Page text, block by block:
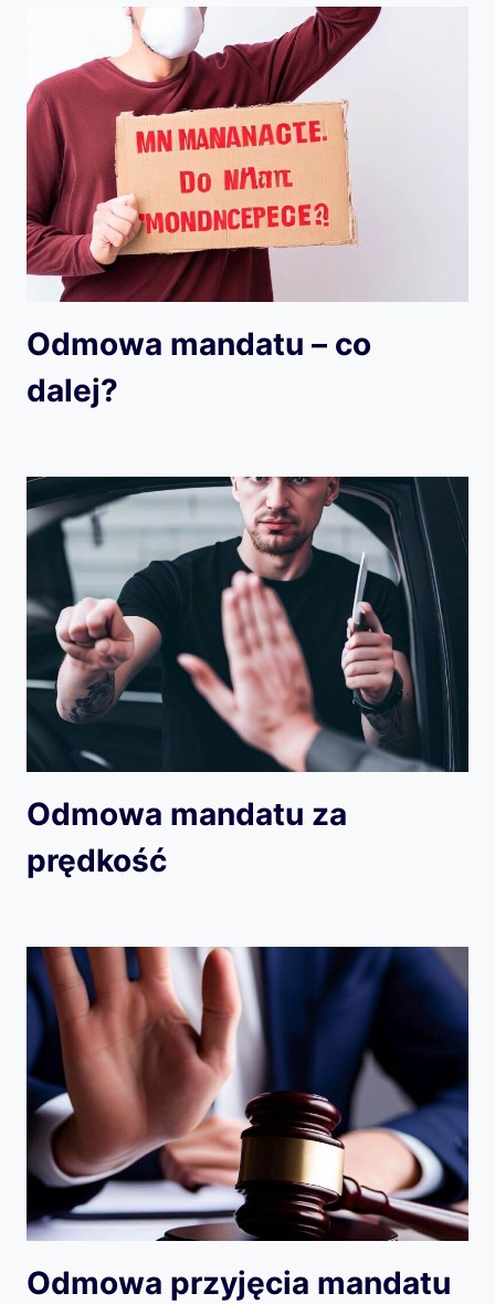
Odmowa mandatu – co
dalej?
Odmowa mandatu za
prędkość
Odmowa przyjęcia mandatu